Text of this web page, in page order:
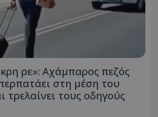
ρε»: Αχάμπαρος πεζός
στη μέση του
τρελαίνει τους οδηγούς